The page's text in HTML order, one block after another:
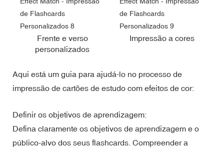
Frente e verso
personalizados
Impressão a cores
Aqui está um guia para ajudá-lo no processo de
impressão de cartões de estudo com efeitos de cor:
Definir os objetivos de aprendizagem:
Defina claramente os objetivos de aprendizagem e o
público-alvo dos seus flashcards. Compreender a